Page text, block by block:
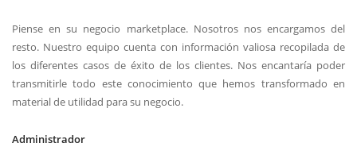
Piense en su negocio marketplace. Nosotros nos encargamos del
resto. Nuestro equipo cuenta con información valiosa recopilada de
los diferentes casos de éxito de los clientes. Nos encantaría poder
transmitirle todo este conocimiento que hemos transformado en
material de utilidad para su negocio.
Administrador